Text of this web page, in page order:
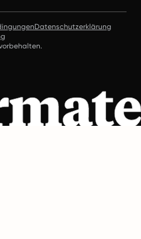
Datenschutzerklärung